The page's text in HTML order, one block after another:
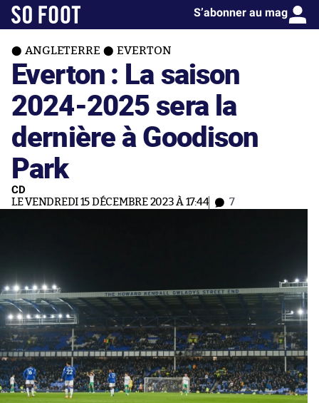
S’abonner au mag
ANGLETERRE EVERTON
Everton : La saison
2024-2025 sera la
dernière à Goodison
Park
CD
LE VENDREDI 15 DÉCEMBRE 2023 À 17:44 7